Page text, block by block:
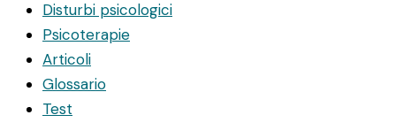
Disturbi psicologici
Psicoterapie
Articoli
Glossario
Test